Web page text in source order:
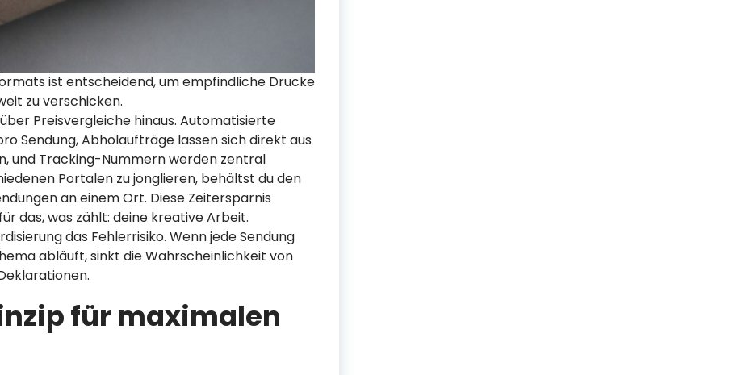
ist entscheidend, um empfindliche Drucke
zu verschicken.
Preisvergleiche hinaus. Automatisierte
Sendung, Abholaufträge lassen sich direkt aus
und Tracking-Nummern werden zentral
Portalen zu jonglieren, behältst du den
an einem Ort. Diese Zeitersparnis
das, was zählt: deine kreative Arbeit.
das Fehlerrisiko. Wenn jede Sendung
abläuft, sinkt die Wahrscheinlichkeit von
für maximalen